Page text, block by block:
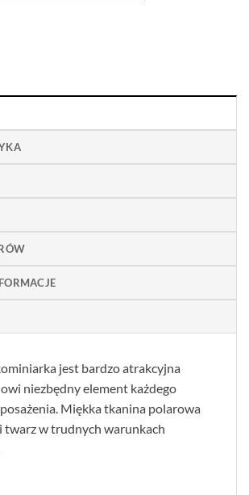
jest bardzo atrakcyjna
niezbędny element każdego
Miękka tkanina polarowa
twarz w trudnych warunkach